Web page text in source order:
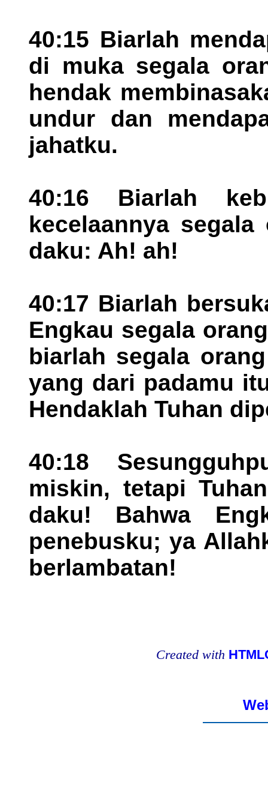
40:15 Biarlah
di muka segala
hendak
undur dan
jahatku.
40:16 Biarlah
kecelaannya
daku: Ah! ah!
40:17 Biarlah
Engkau segala
biarlah segala
yang dari padamu
Hendaklah Tuhan
40:18
miskin, tetapi
daku! Bahwa
penebusku; ya
berlambatan!
Created with